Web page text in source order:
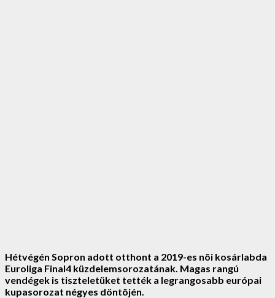
Hétvégén Sopron adott otthont a 2019-es nõi kosárlabda
Euroliga Final4 küzdelemsorozatának. Magas rangú
vendégek is tiszteletüket tették a legrangosabb európai
kupasorozat négyes döntõjén.